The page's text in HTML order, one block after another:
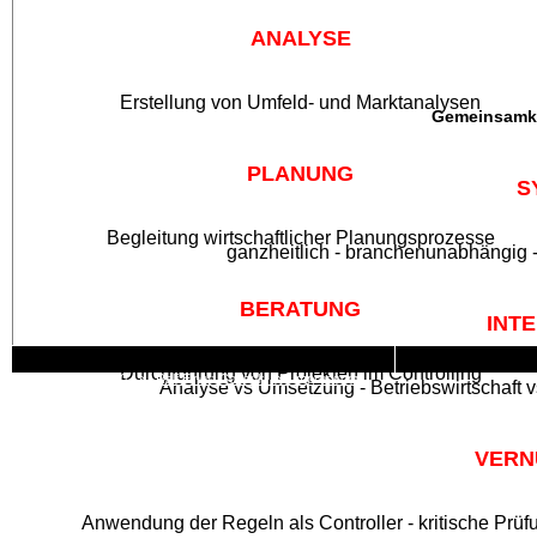
ANALYSE
Erstellung von Umfeld- und Marktanalysen
PLANUNG
Begleitung wirtschaftlicher Planungsprozesse
BERATUNG
Durchführung von Projekten im Controlling
ganzheitlich - branchenunabhängig
Analyse vs Umsetzung - Betriebswirtschaft
Anwendung der Regeln als Controller - kritische
© Berlin 2020 » Ralf Einert Consult » Impressum